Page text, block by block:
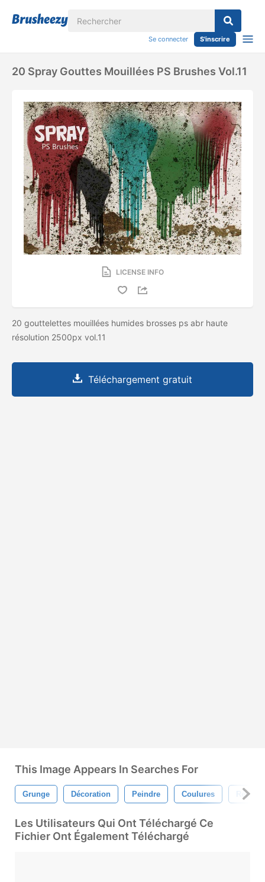
Se connecter S'inscrire
20 Spray Gouttes Mouillées PS Brushes Vol.11
LICENSE INFO
20 gouttelettes mouillées humides brosses ps abr haute
résolution 2500px vol.11
Téléchargement gratuit
This Image Appears In Searches For
Grunge Décoration Peindre Coulures
Les Utilisateurs Qui Ont Téléchargé Ce
Fichier Ont Également Téléchargé